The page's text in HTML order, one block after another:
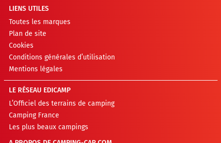
LIENS UTILES
Toutes les marques
Plan de site
Cookies
Conditions générales d’utilisation
Mentions légales
LE RÉSEAU EDICAMP
L’Officiel des terrains de camping
Camping France
Les plus beaux campings